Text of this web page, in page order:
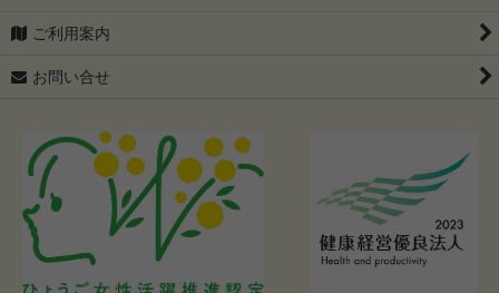
ご利用案内
お問い合せ